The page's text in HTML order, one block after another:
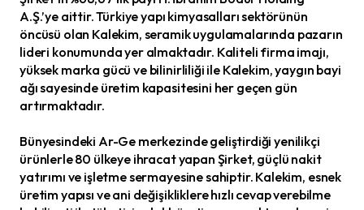
A.Ş.’ye aittir. Türkiye yapı kimyasalları sektörünün
öncüsü olan Kalekim, seramik uygulamalarında pazarın
lideri konumunda yer almaktadır. Kaliteli firma imajı,
yüksek marka gücü ve bilinirliliği ile Kalekim, yaygın bayi
ağı sayesinde üretim kapasitesini her geçen gün
artırmaktadır.
Bünyesindeki Ar-Ge merkezinde geliştirdiği yenilikçi
ürünlerle 80 ülkeye ihracat yapan Şirket, güçlü nakit
yatırımı ve işletme sermayesine sahiptir. Kalekim, esnek
üretim yapısı ve ani değişikliklere hızlı cevap verebilme